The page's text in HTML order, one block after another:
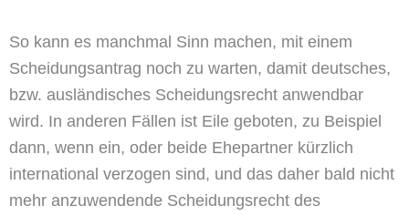
So kann es manchmal Sinn machen, mit einem
Scheidungsantrag noch zu warten, damit deutsches,
bzw. ausländisches Scheidungsrecht anwendbar
wird. In anderen Fällen ist Eile geboten, zu Beispiel
dann, wenn ein, oder beide Ehepartner kürzlich
international verzogen sind, und das daher bald nicht
mehr anzuwendende Scheidungsrecht des